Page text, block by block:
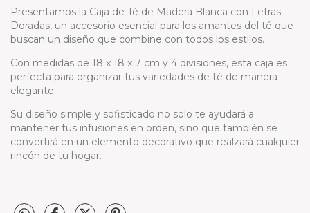
Presentamos la Caja de Té de Madera Blanca con Letras
Doradas, un accesorio esencial para los amantes del té que
buscan un diseño que combine con todos los estilos.
Con medidas de 18 x 18 x 7 cm y 4 divisiones, esta caja es
perfecta para organizar tus variedades de té de manera
elegante.
Su diseño simple y sofisticado no solo te ayudará a
mantener tus infusiones en orden, sino que también se
convertirá en un elemento decorativo que realzará cualquier
rincón de tu hogar.